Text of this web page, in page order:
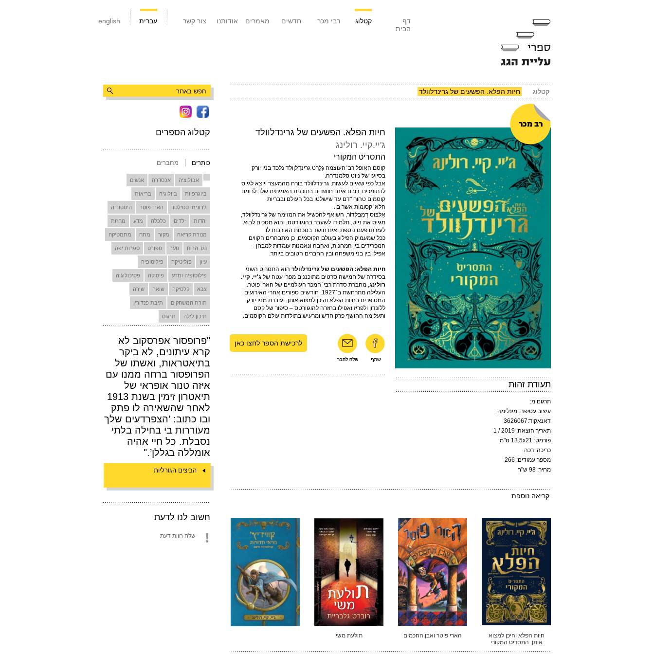
english עברית צור קשר אודותנו מאמרים חדשים רבי מכר קטלוג
דף
הבית
קטלוג הספרים
כותרים מחברים
אבולוציה אכסדרה אנשים
ביוגרפיות ביולוגיה בריאות
ג'רונימו סטילטון הארי פוטר היסטוריה
יהדות ילדים כלכלה מדע מחזות
מנורת קריאה מקור מתח מתמטיקה
נגד הרוח נוער ספורט ספרות יפה
עיון פוליטיקה פילוסופיה
פילוסופיה ומדע פיסיקה פסיכולוגיה
צבא קלסיקה שואה שירה
תורת המשחקים תיבת פנדורין
תיכון לילה תרגום
"פרופסור אפרסקוב לא
קרא עיתונים, לא ביקר
בתיאטראות, ואשתו של
הפרופסור ברחה ממנו עם
איזה טנור אופראי של
תיאטרון זימין בשנת 1913
לאחר שהשאירה לו פתק
ובו כתוב: ’הצפרדעים שלך
מעוררות בי בחילה בלתי
נסבלת. כל חיי אהיה
אומללה בגללן’."
הביצים הגורליות
חשוב לנו לדעת
שלח חוות דעת
קטלוג חיות הפלא. הפשעים של גרינדלוולד
תעודת זהות
תרגום מ:
עיצוב עטיפה: מינלימה
דאנאקוד:3626067
תאריך הוצאה: 2019 / 1
פורמט: 13.5x21 ס"מ
כריכה: רכה
מספר עמודים: 266
מחיר: 98 ש"ח
חיות הפלא. הפשעים של גרינדלוולד
ג'יי.קיי. רולינג
התסריט המקורי
קוסם האופל רב־העוצמה גֵלֵרְט גרינדֶלוַולד נלכד בניו יורק
בסיועו של ניוט סלמנדרה.
אבל כפי שאיים לעשות, גרינדלוולד בורח מהמעצר ויוצא לגייס
לו תומכים. רובם אינם חושדים בתוכנית האמיתית שלו: לרומם
קוסמים טהורי־דם עד שישלטו בכל העולם ובבריות
הלא־קסומות אשר בו.
אַלבּוּס דַמְבֶּלְדוֹר, השואף להכשיל את המזימה של גרינדלוולד,
מגייס את ניוט, תלמידו לשעבר בהוגוורטס, והוא מסכים לבוא
לעזרתו פעם נוספת ואינו חושד בסכנות האורבות לו.
ככל שמעמיק הפילוג בעולם הקוסמים, כן מתבהרים הקווים
המפרידים בין המחנות, ואהבה ונאמנות עומדות למבחן –
אפילו בין בני משפחה ובין החברים הטובים ביותר.
חיות הפלא: הפשעים של גרינדלוולד הוא התסריט השני
בסידרה של חמישה סרטים מתוכננים מפרי עטה של ג'יי. קיי.
רולינג, מחברת סדרת רבי־המכר העולמיים של הארי פוטר.
העלילה מתרחשת ב־1927, חודשים ספורים אחרי האירועים
המסופרים בחיות הפלא והיכן למצוא אותן, ועוברת מניו יורק
ללונדון ולפריז ואפילו בחזרה להוגוורטס – סיפור של קסם
ותעלומה החושף פרק חדש ומרעיש בתולדות עולם הקוסמים.
לרכישת הספר לחצו כאן
קריאה נוספת
חיות הפלא והיכן למצוא
אותן. התסריט המקורי
הארי פוטר ואבן החכמים תולעת משי